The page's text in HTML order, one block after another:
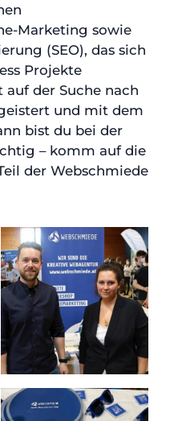
Marketing sowie
(SEO), das sich
Projekte
der Suche nach
und mit dem
bist du bei der
– komm auf die
der Webschmiede